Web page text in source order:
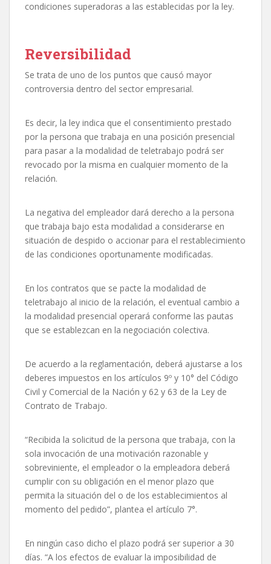
condiciones superadoras a las establecidas por la ley.
Reversibilidad
Se trata de uno de los puntos que causó mayor
controversia dentro del sector empresarial.
Es decir, la ley indica que el consentimiento prestado
por la persona que trabaja en una posición presencial
para pasar a la modalidad de teletrabajo podrá ser
revocado por la misma en cualquier momento de la
relación.
La negativa del empleador dará derecho a la persona
que trabaja bajo esta modalidad a considerarse en
situación de despido o accionar para el restablecimiento
de las condiciones oportunamente modificadas.
En los contratos que se pacte la modalidad de
teletrabajo al inicio de la relación, el eventual cambio a
la modalidad presencial operará conforme las pautas
que se establezcan en la negociación colectiva.
De acuerdo a la reglamentación, deberá ajustarse a los
deberes impuestos en los artículos 9º y 10° del Código
Civil y Comercial de la Nación y 62 y 63 de la Ley de
Contrato de Trabajo.
“Recibida la solicitud de la persona que trabaja, con la
sola invocación de una motivación razonable y
sobreviniente, el empleador o la empleadora deberá
cumplir con su obligación en el menor plazo que
permita la situación del o de los establecimientos al
momento del pedido”, plantea el artículo 7°.
En ningún caso dicho el plazo podrá ser superior a 30
días. “A los efectos de evaluar la imposibilidad de